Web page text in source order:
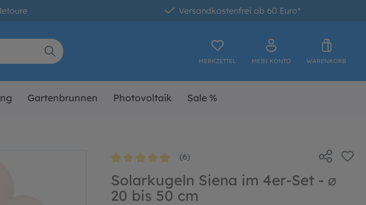
Versandkostenfrei ab 60 Euro*
MERKZETTEL MEIN KONTO WARENKORB
Gartenbrunnen Photovoltaik Sale %
(6)
Solarkugeln Siena im 4er-Set - ⌀
20 bis 50 cm